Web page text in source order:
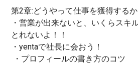
第2章:どうやって仕事を獲得するか
・営業が出来ないと、いくらスキ
とれないよ！！
・yentaで社長に会おう！
・プロフィールの書き方のコツ